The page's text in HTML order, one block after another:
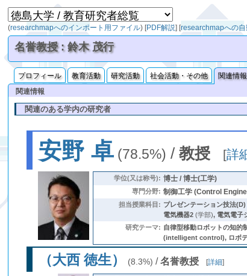
(researchmapへのインポート用ファイル) [PDF解説] [researchmapへの
名誉教授 : 鈴木 茂行
プロフィール 教育活動 研究活動 社会活動・その他 関連情報
関連情報
関連のある学内の研究者
安野 卓 (78.5%) /教授 [詳
学位(又は称号): 博士 / 博士(工学)
専門分野: 制御工学 (Control
担当授業科目: プレゼンテーション技法(D)
電気機器2 (学部), 電気電子
研究テーマ: 自律型移動ロボットの知
(intelligent control), ロボ
（大西 徳生） (8.3%) /名誉教授 [詳細]